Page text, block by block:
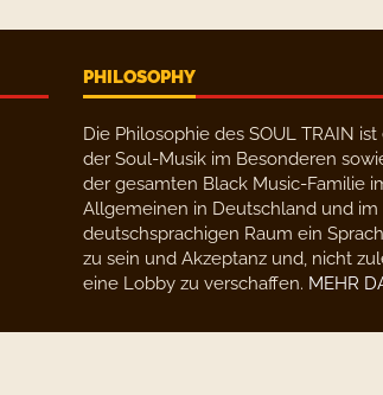
PHILOSOPHY
Die Philosophie des SOUL TRAIN ist
der Soul-Musik im Besonderen
der gesamten Black Music-Familie
Allgemeinen in Deutschland und im
deutschsprachigen Raum ein
zu sein und Akzeptanz und, nicht
eine Lobby zu verschaffen. MEHR